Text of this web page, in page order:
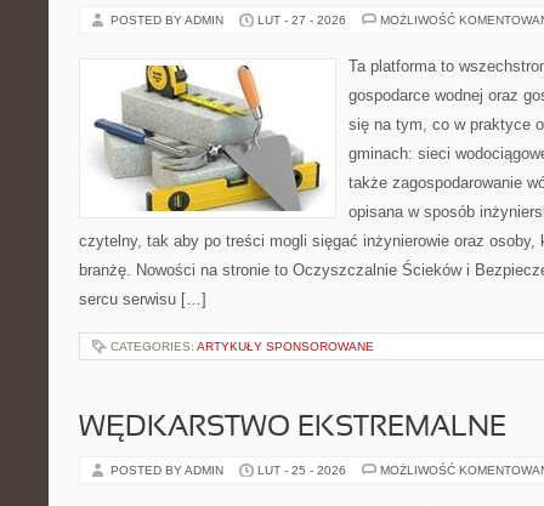
POSTED BY ADMIN LUT - 27 - 2026 MOŻLIWOŚĆ
Ta platforma to
gospodarce wodnej oraz
się na tym, co w praktyce
gminach: sieci
także zagospodarowanie
opisana w sposób
czytelny, tak aby po treści mogli sięgać inżynierowie oraz osoby,
branżę. Nowości na stronie to Oczyszczalnie Ścieków i
sercu serwisu […]
CATEGORIES: ARTYKUŁY SPONSOROWANE
WĘDKARSTWO EKSTREMALNE
POSTED BY ADMIN LUT - 25 - 2026 MOŻLIWOŚĆ